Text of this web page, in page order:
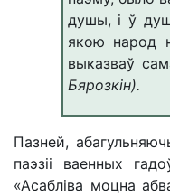
душы, і ў
якою народ
выказваў
Бярозкін).
Пазней,
паэзіі ваенных
«Асабліва моцна